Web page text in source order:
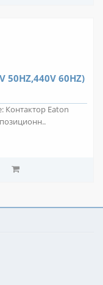
50HZ,440V 60HZ)
Контактор Eaton